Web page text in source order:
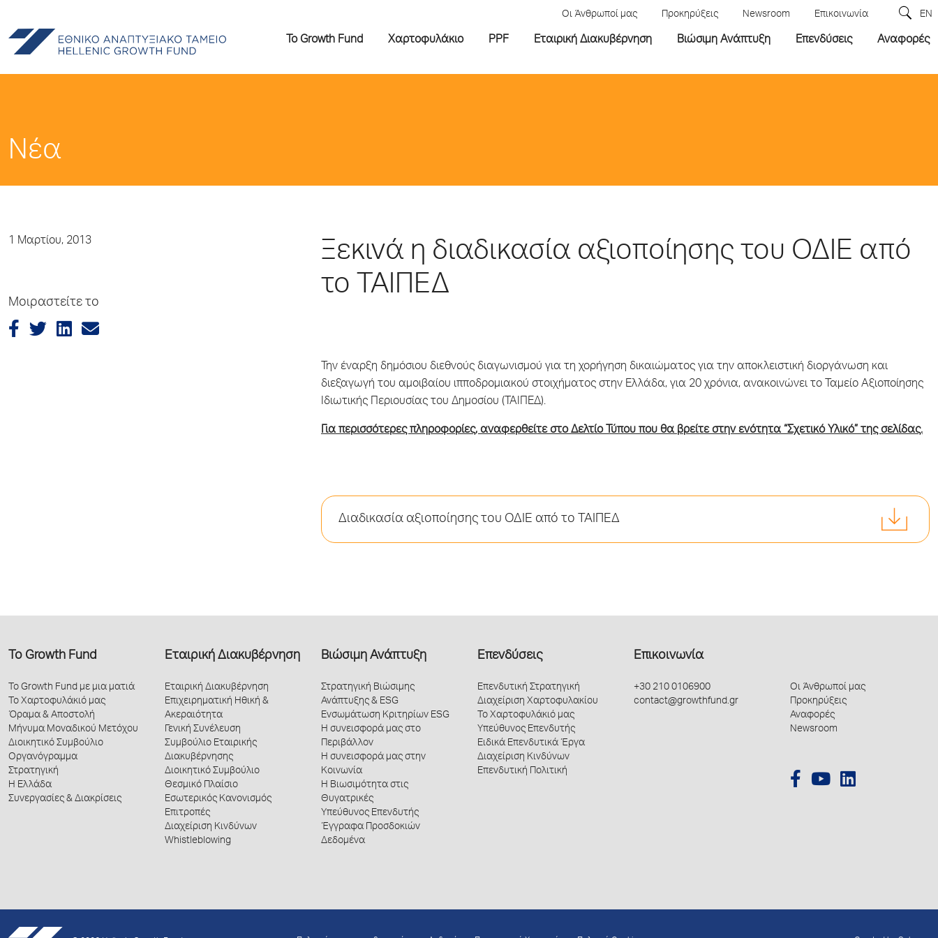
Οι Άνθρωποί μας Προκηρύξεις Newsroom Επικοινωνία EN
Το Growth Fund Χαρτοφυλάκιο PPF Εταιρική Διακυβέρνηση Βιώσιμη Ανάπτυξη Επενδύσεις Αναφορές
Νέα
1 Μαρτίου, 2013
Μοιραστείτε το
Ξεκινά η διαδικασία αξιοποίησης του ΟΔΙΕ από
το ΤΑΙΠΕΔ
Την έναρξη δημόσιου διεθνούς διαγωνισμού για τη χορήγηση δικαιώματος για την αποκλειστική διοργάνωση και
διεξαγωγή του αμοιβαίου ιπποδρομιακού στοιχήματος στην Ελλάδα, για 20 χρόνια, ανακοινώνει το Ταμείο Αξιοποίησης
Ιδιωτικής Περιουσίας του Δημοσίου (ΤΑΙΠΕΔ).
Για περισσότερες πληροφορίες, αναφερθείτε στο Δελτίο Τύπου που θα βρείτε στην ενότητα “Σχετικό Υλικό” της σελίδας.
Διαδικασία αξιοποίησης του ΟΔΙΕ από το ΤΑΙΠΕΔ
Το Growth Fund
Το Growth Fund με μια ματιά
Το Χαρτοφυλάκιό μας
Όραμα & Αποστολή
Μήνυμα Μοναδικού Μετόχου
Διοικητικό Συμβούλιο
Οργανόγραμμα
Στρατηγική
Η Ελλάδα
Συνεργασίες & Διακρίσεις
Εταιρική Διακυβέρνηση
Εταιρική Διακυβέρνηση
Επιχειρηματική Ηθική &
Ακεραιότητα
Γενική Συνέλευση
Συμβούλιο Εταιρικής
Διακυβέρνησης
Διοικητικό Συμβούλιο
Θεσμικό Πλαίσιο
Εσωτερικός Κανονισμός
Επιτροπές
Διαχείριση Κινδύνων
Whistleblowing
Βιώσιμη Ανάπτυξη
Στρατηγική Βιώσιμης
Ανάπτυξης & ESG
Ενσωμάτωση Κριτηρίων ESG
Η συνεισφορά μας στο
Περιβάλλον
Η συνεισφορά μας στην
Κοινωνία
Η Βιωσιμότητα στις
Θυγατρικές
Υπεύθυνος Επενδυτής
Έγγραφα Προσδοκιών
Δεδομένα
Επενδύσεις
Επενδυτική Στρατηγική
Διαχείριση Χαρτοφυλακίου
Το Χαρτοφυλάκιό μας
Υπεύθυνος Επενδυτής
Ειδικά Επενδυτικά Έργα
Διαχείριση Κινδύνων
Επενδυτική Πολιτική
Επικοινωνία
+30 210 0106900
contact@growthfund.gr
Οι Άνθρωποί μας
Προκηρύξεις
Αναφορές
Newsroom